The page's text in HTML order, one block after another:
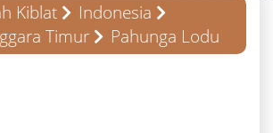
Kiblat
Indonesia
Timur
Pahunga Lodu